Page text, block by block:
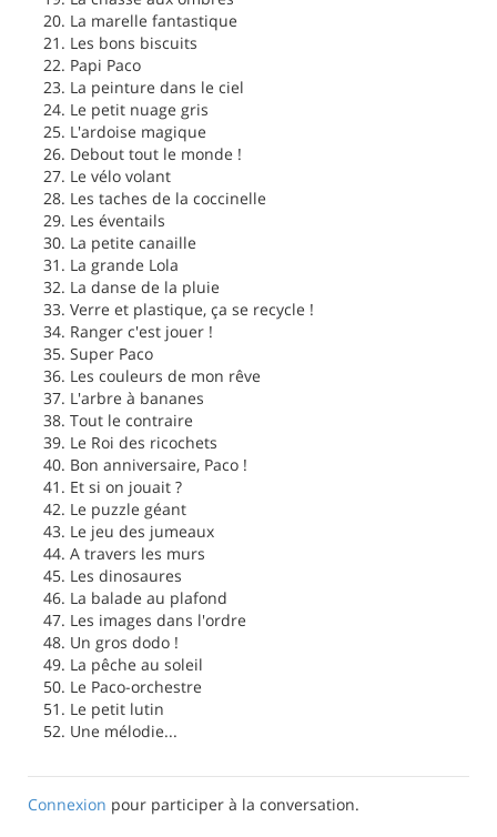
20. La marelle fantastique
21. Les bons biscuits
22. Papi Paco
23. La peinture dans le ciel
24. Le petit nuage gris
25. L'ardoise magique
26. Debout tout le monde !
27. Le vélo volant
28. Les taches de la coccinelle
29. Les éventails
30. La petite canaille
31. La grande Lola
32. La danse de la pluie
33. Verre et plastique, ça se recycle !
34. Ranger c'est jouer !
35. Super Paco
36. Les couleurs de mon rêve
37. L'arbre à bananes
38. Tout le contraire
39. Le Roi des ricochets
40. Bon anniversaire, Paco !
41. Et si on jouait ?
42. Le puzzle géant
43. Le jeu des jumeaux
44. A travers les murs
45. Les dinosaures
46. La balade au plafond
47. Les images dans l'ordre
48. Un gros dodo !
49. La pêche au soleil
50. Le Paco-orchestre
51. Le petit lutin
52. Une mélodie...
Connexion pour participer à la conversation.